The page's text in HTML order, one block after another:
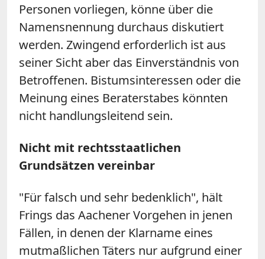
Personen vorliegen, könne über die
Namensnennung durchaus diskutiert
werden. Zwingend erforderlich ist aus
seiner Sicht aber das Einverständnis von
Betroffenen. Bistumsinteressen oder die
Meinung eines Beraterstabes könnten
nicht handlungsleitend sein.
Nicht mit rechtsstaatlichen
Grundsätzen vereinbar
"Für falsch und sehr bedenklich", hält
Frings das Aachener Vorgehen in jenen
Fällen, in denen der Klarname eines
mutmaßlichen Täters nur aufgrund einer